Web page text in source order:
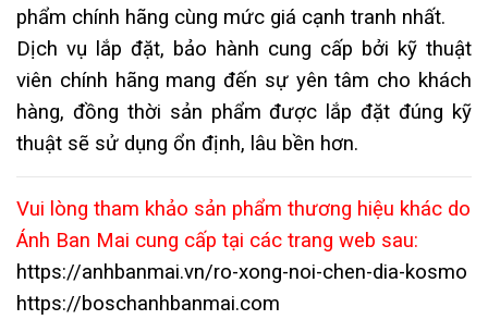
phẩm chính hãng cùng mức giá cạnh tranh nhất.
Dịch vụ lắp đặt, bảo hành cung cấp bởi kỹ thuật
viên chính hãng mang đến sự yên tâm cho khách
hàng, đồng thời sản phẩm được lắp đặt đúng kỹ
thuật sẽ sử dụng ổn định, lâu bền hơn.
Vui lòng tham khảo sản phẩm thương hiệu khác do
Ánh Ban Mai cung cấp tại các trang web sau:
https://anhbanmai.vn/ro-xong-noi-chen-dia-kosmo
https://boschanhbanmai.com